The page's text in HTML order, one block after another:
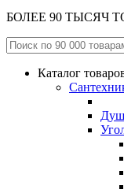
БОЛЕЕ 90 ТЫСЯЧ
Каталог